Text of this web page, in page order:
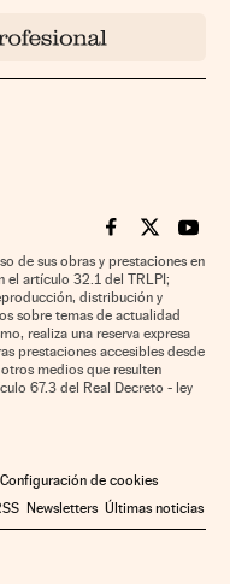
Cinco Días en
Cinco Días
Cinco
de sus obras y prestaciones en
el artículo 32.1 del TRLPI;
distribución y
sobre temas de actualidad
realiza una reserva expresa
prestaciones accesibles desde
medios que resulten
67.3 del Real Decreto - ley
Configuración de cookies
Newsletters Últimas noticias